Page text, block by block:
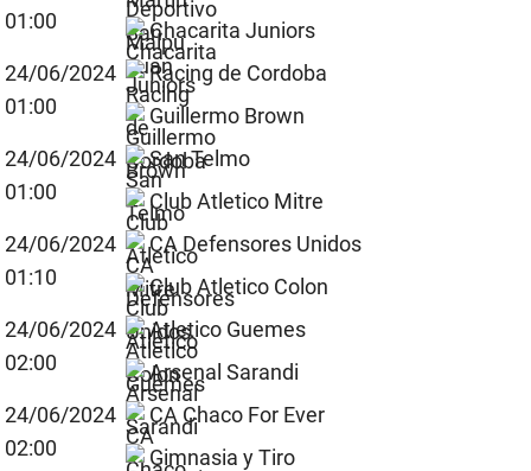
01:00
Chacarita Juniors
24/06/2024
01:00
Racing de Cordoba
Guillermo Brown
24/06/2024
01:00
San Telmo
Club Atletico Mitre
24/06/2024
01:10
CA Defensores Unidos
Club Atletico Colon
24/06/2024
02:00
Atletico Guemes
Arsenal Sarandi
24/06/2024
02:00
CA Chaco For Ever
Gimnasia y Tiro